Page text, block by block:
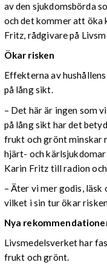
av den sjukdomsbörda
och det kommer att öka
Fritz, rådgivare på
Ökar risken
Effekterna av
på lång sikt.
– Det här är ingen som
på lång sikt har det
frukt och grönt minskar
hjärt- och
Karin Fritz till radion
– Äter vi mer godis,
vilket i sin tur ökar
Nya
Livsmedelsverket har
frukt och grönt.